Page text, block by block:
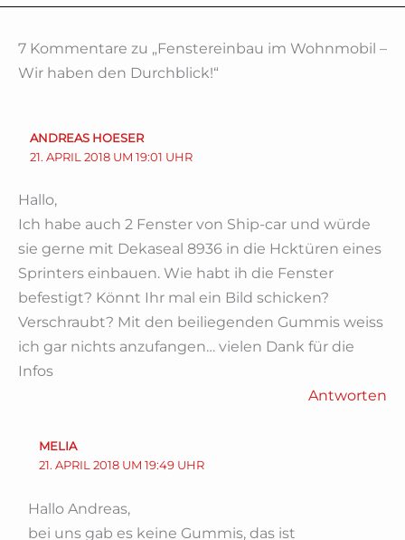
7 Kommentare zu „Fenstereinbau im Wohnmobil –
Wir haben den Durchblick!“
ANDREAS HOESER
21. APRIL 2018 UM 19:01 UHR
Hallo,
Ich habe auch 2 Fenster von Ship-car und würde
sie gerne mit Dekaseal 8936 in die Hcktüren eines
Sprinters einbauen. Wie habt ih die Fenster
befestigt? Könnt Ihr mal ein Bild schicken?
Verschraubt? Mit den beiliegenden Gummis weiss
ich gar nichts anzufangen… vielen Dank für die
Infos
Antworten
MELIA
21. APRIL 2018 UM 19:49 UHR
Hallo Andreas,
bei uns gab es keine Gummis, das ist